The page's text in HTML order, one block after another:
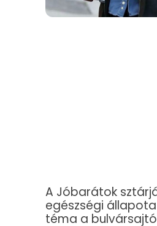
A Jóbarátok
egészségi
téma a